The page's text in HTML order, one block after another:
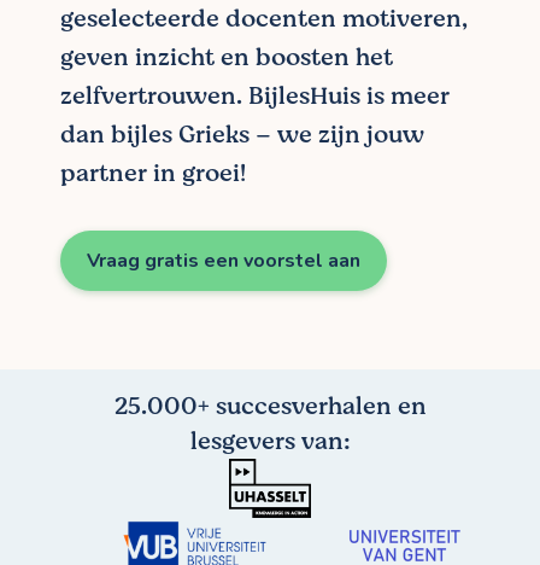
geselecteerde docenten motiveren,
geven inzicht en boosten het
zelfvertrouwen. BijlesHuis is meer
dan bijles Grieks – we zijn jouw
partner in groei!
Vraag gratis een voorstel aan
25.000+ succesverhalen en
lesgevers van: